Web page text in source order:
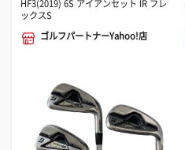
HF3(2019) 6S アイアンセット IR フレ
ックスS
ゴルフパートナーYahoo!店